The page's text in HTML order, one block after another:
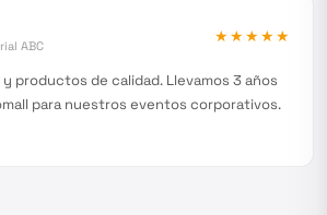
ABC
★★★★★
productos de calidad. Llevamos 3 años
para nuestros eventos corporativos.